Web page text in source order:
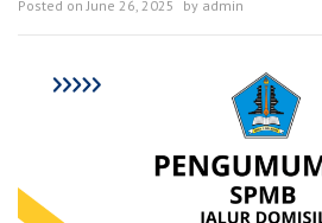
Posted on June 26, 2025 by admin